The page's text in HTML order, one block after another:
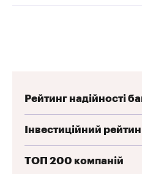
Рейтинг надійності
Інвестиційний
ТОП 200 компаній